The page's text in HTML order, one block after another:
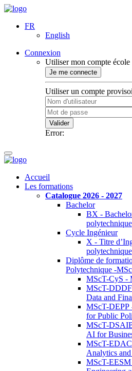
FR
English
Connexion
Utiliser mon compte école
Je me connecte
Utiliser un compte
Valider
Error:
Accueil
Les formations
Catalogue 2026 - 2027
Bachelor
BX -
polytechnique
Cycle Ingénieur
X - Titre
polytechnique
Diplôme de
Polytechnique -
MScT-CyS -
MScT-
Data and
MScT-DEPP
for Public
MScT-
AI for
MScT-
Analytics
MScT-